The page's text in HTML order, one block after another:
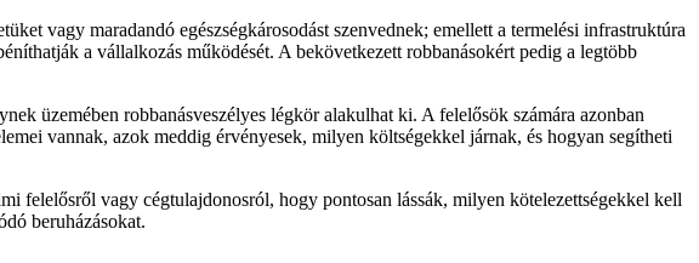
vagy maradandó egészségkárosodást szenvednek; emellett a termelési infrastruktúra
a vállalkozás működését. A bekövetkezett robbanásokért pedig a legtöbb
üzemében robbanásveszélyes légkör alakulhat ki. A felelősök számára azonban
vannak, azok meddig érvényesek, milyen költségekkel járnak, és hogyan segítheti
felelősről vagy cégtulajdonosról, hogy pontosan lássák, milyen kötelezettségekkel kell
beruházásokat.